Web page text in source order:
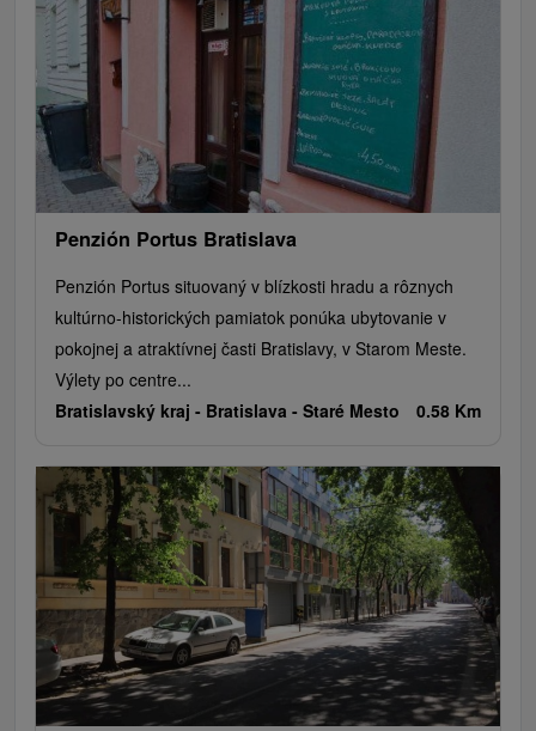
Penzión Portus Bratislava
Penzión Portus situovaný v blízkosti hradu a rôznych
kultúrno-historických pamiatok ponúka ubytovanie v
pokojnej a atraktívnej časti Bratislavy, v Starom Meste.
Výlety po centre...
Bratislavský kraj - Bratislava - Staré Mesto 0.58 Km